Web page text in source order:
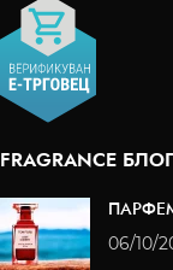
FRAGRANCE БЛОГ
06/10/